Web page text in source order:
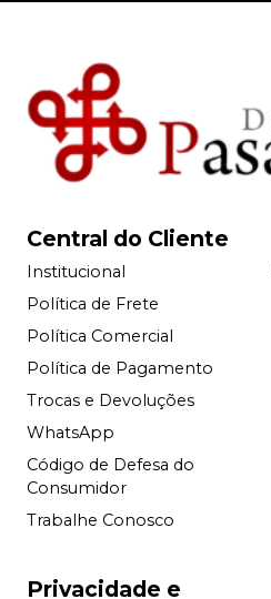
Central do Cliente
Institucional
Política de Frete
Política Comercial
Política de Pagamento
Trocas e Devoluções
WhatsApp
Código de Defesa do
Consumidor
Trabalhe Conosco
Privacidade e